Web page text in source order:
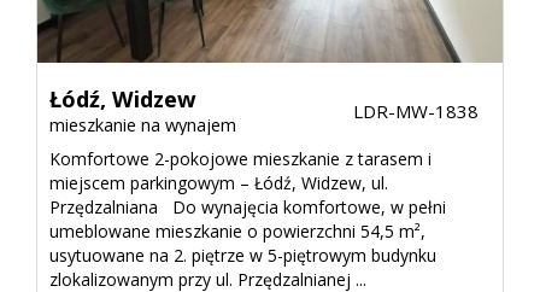
Łódź, Widzew
mieszkanie na wynajem
LDR-MW-1838
Komfortowe 2-pokojowe mieszkanie z tarasem i
miejscem parkingowym – Łódź, Widzew, ul.
Przędzalniana Do wynajęcia komfortowe, w pełni
umeblowane mieszkanie o powierzchni 54,5 m²,
usytuowane na 2. piętrze w 5-piętrowym budynku
zlokalizowanym przy ul. Przędzalnianej ...